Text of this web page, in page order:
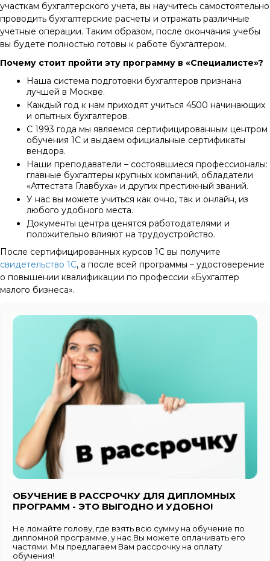
участкам бухгалтерского учета, вы научитесь самостоятельно
проводить бухгалтерские расчеты и отражать различные
учетные операции. Таким образом, после окончания учебы
вы будете полностью готовы к работе бухгалтером.
Почему стоит пройти эту программу в «Специалисте»?
Наша система подготовки бухгалтеров признана
лучшей в Москве.
Каждый год к нам приходят учиться 4500 начинающих
и опытных бухгалтеров.
С 1993 года мы являемся сертифицированным центром
обучения 1С и выдаем официальные сертификаты
вендора.
Наши преподаватели – состоявшиеся профессионалы:
главные бухгалтеры крупных компаний, обладатели
«Аттестата Главбуха» и других престижный званий.
У нас вы можете учиться как очно, так и онлайн, из
любого удобного места.
Документы центра ценятся работодателями и
положительно влияют на трудоустройство.
После сертифицированных курсов 1С вы получите
свидетельство 1С, а после всей программы – удостоверение
о повышении квалификации по профессии «Бухгалтер
малого бизнеса».
ОБУЧЕНИЕ В РАССРОЧКУ ДЛЯ ДИПЛОМНЫХ
ПРОГРАММ - ЭТО ВЫГОДНО И УДОБНО!
Не ломайте голову, где взять всю сумму на обучение по
дипломной программе, у нас Вы можете оплачивать его
частями. Мы предлагаем Вам рассрочку на оплату
обучения!